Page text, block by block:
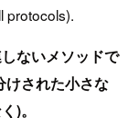
protocols).
ないメソッドで
けされた小さな
)。